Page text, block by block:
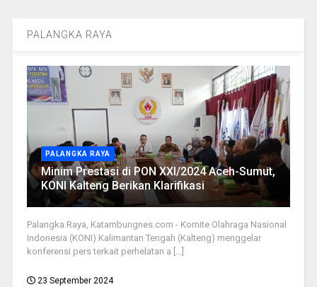
PALANGKA RAYA
PALANGKA RAYA
Minim Prestasi di PON XXI/2024 Aceh-Sumut,
KONI Kalteng Berikan Klarifikasi
Palangka Raya, Katambungnes.com - Komite Olahraga Nasional
Indonesia (KONI) Kalimantan Tengah (Kalteng) menggelar
konferensi pers terkait perhelatan a [...]
23 September 2024